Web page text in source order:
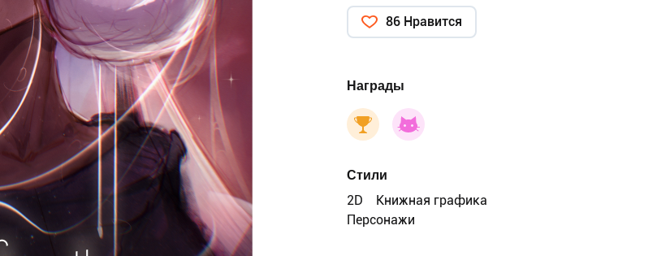
86 Нравится
Награды
Стили
2D
Книжная графика
Персонажи